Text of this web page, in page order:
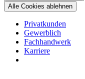
Alle Cookies ablehnen
Privatkunden
Gewerblich
Fachhandwerk
Karriere